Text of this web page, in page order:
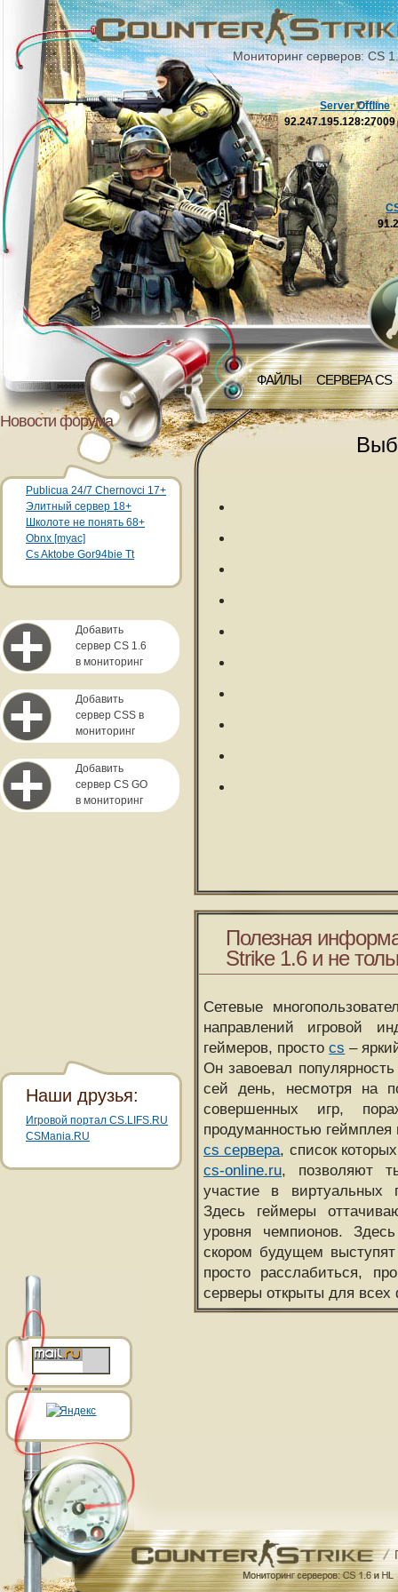
Мониторинг серверов: CS
ФАЙЛЫ СЕРВЕРА CS
Server Offline
92.247.195.128:27009
Новости форума
Publicua 24/7 Chernovci 17+
Элитный сервер 18+
Школоте не понять 68+
Obnx [myac]
Cs Aktobe Gor94bie Tt
Добавить
сервер CS 1.6
в мониторинг
Добавить
сервер CSS в
мониторинг
Добавить
сервер CS GO
в мониторинг
Полезная
Strike 1.6 и не
Сетевые
направлений игровой
геймеров, простоcs –
Он завоевал
сей день, несмотря на
совершенных игр,
продуманностью
cs сервера, список
cs-online.ru, позволяют
участие в виртуальных
Здесь геймеры
уровня чемпионов.
скором будущем
просто расслабиться,
серверы открыты для всех
Наши друзья:
Игровой портал CS.LIFS.RU
CSMania.RU